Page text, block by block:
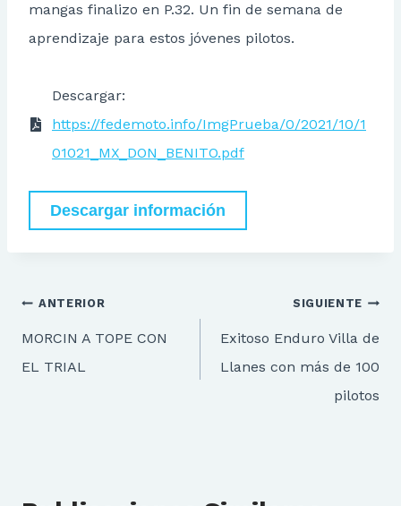
mangas finalizo en P.32. Un fin de semana de
aprendizaje para estos jóvenes pilotos.
Descargar:
https://fedemoto.info/ImgPrueba/0/2021/10/1
01021_MX_DON_BENITO.pdf
Descargar información
Navegación
de
entradas
ANTERIOR
MORCIN A TOPE CON
EL TRIAL
SIGUIENTE
Exitoso Enduro Villa de
Llanes con más de 100
pilotos